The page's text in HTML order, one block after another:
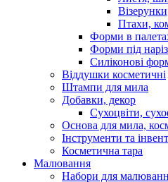
Птахи,
Форми в
Форми під
Силіконові
Віддушки косметичні
Штампи для мила
Добавки, декор
Сухоцвіти,
Основа для мила,
Інструменти та
Косметична тара
Малювання
Набори для